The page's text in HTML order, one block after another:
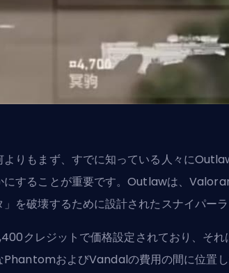
よりもまず、すでに知っている人々に
にすることが重要です。Outlawは、
」を破壊するために設計されたスナイパーラ
クレジットで価格設定されており、そ
PhantomおよびVandalの費用の間に位置